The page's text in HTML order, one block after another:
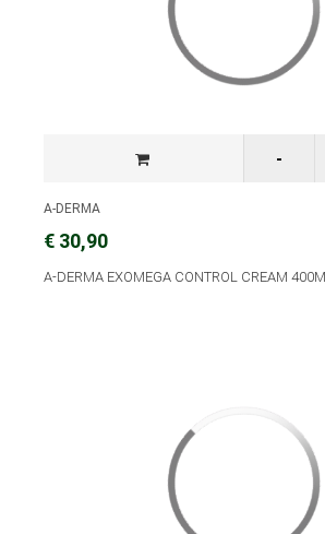
A-DERMA
€ 30,90
A-DERMA EXOMEGA CONTROL CREAM